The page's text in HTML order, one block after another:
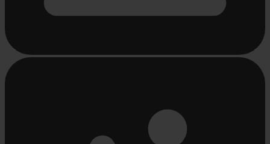
Chargement...